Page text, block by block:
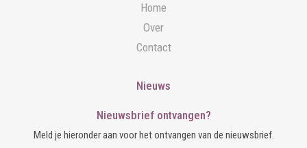
Home
Over
Contact
Nieuws
Nieuwsbrief ontvangen?
Meld je hieronder aan voor het ontvangen van de nieuwsbrief.